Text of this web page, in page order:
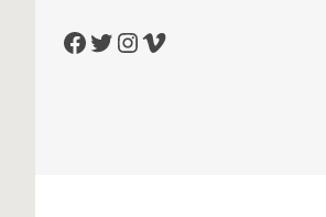
Facebook Twitter InstagramVimeo